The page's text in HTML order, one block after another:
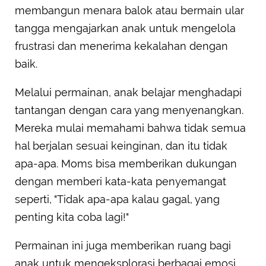
membangun menara balok atau bermain ular
tangga mengajarkan anak untuk mengelola
frustrasi dan menerima kekalahan dengan
baik.
Melalui permainan, anak belajar menghadapi
tantangan dengan cara yang menyenangkan.
Mereka mulai memahami bahwa tidak semua
hal berjalan sesuai keinginan, dan itu tidak
apa-apa. Moms bisa memberikan dukungan
dengan memberi kata-kata penyemangat
seperti, "Tidak apa-apa kalau gagal, yang
penting kita coba lagi!"
Permainan ini juga memberikan ruang bagi
anak untuk mengeksplorasi berbagai emosi